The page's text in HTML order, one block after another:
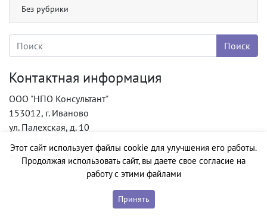
Без рубрики
Контактная информация
ООО "НПО Консультант"
153012, г. Иваново
ул. Палехская, д. 10
тел. (4932) 41-01-21
email: office@ivcons.ru
Этот сайт использует файлы cookie для улучшения его работы.
Продолжая использовать сайт, вы даете свое согласие на
работу с этими файлами
Принять